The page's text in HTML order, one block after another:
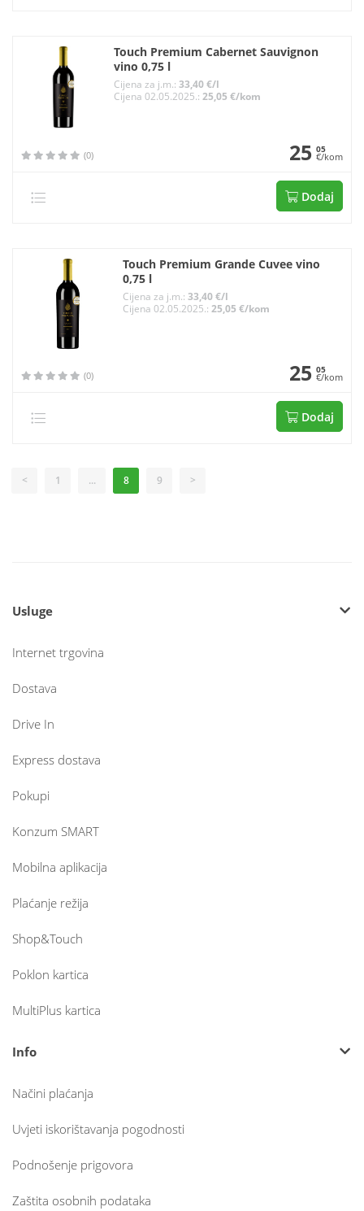
Touch Premium Cabernet Sauvignon
vino 0,75 l
Cijena za j.m.: 33,40 €/l
Cijena 02.05.2025.: 25,05 €/kom
(0) 25 05
€/kom
Dodaj
Touch Premium Grande Cuvee vino
0,75 l
Cijena za j.m.: 33,40 €/l
Cijena 02.05.2025.: 25,05 €/kom
(0) 25 05
€/kom
Dodaj
< 1 ... 8 9 >
Usluge
Internet trgovina
Dostava
Drive In
Express dostava
Pokupi
Konzum SMART
Mobilna aplikacija
Plaćanje režija
Shop&Touch
Poklon kartica
MultiPlus kartica
Info
Načini plaćanja
Uvjeti iskorištavanja pogodnosti
Podnošenje prigovora
Zaštita osobnih podataka